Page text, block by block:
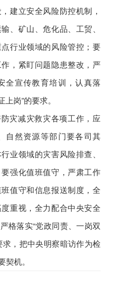
建立安全风险防控机制，
、矿山、危化品、工贸、
行业领域的风险管控；要
，紧盯问题隐患整改，严
全宣传教育培训，认真落
上岗”的要求。
灾减灾救灾各项工作， 应
自然资源等部门要各司其
业领域的灾害风险排查、
强化值班值守，严肃工作
值守和信息报送制度，全
重视，全力配合中央安全
严格落实“党政同责、一岗双
求 ， 把中央明察暗访作为检
机。